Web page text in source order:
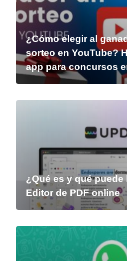
¿Cómo elegir al
sorteo en YouTube?
app para concursos
¿Qué es y qué puede
Editor de PDF online